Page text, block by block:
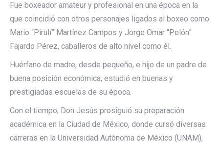
Fue boxeador amateur y profesional en una época en la
que coincidió con otros personajes ligados al boxeo como
Mario “Pirulí” Martínez Campos y Jorge Omar “Pelón”
Fajardo Pérez, caballeros de alto nivel como él.
Huérfano de madre, desde pequeño, e hijo de un padre de
buena posición económica, estudió en buenas y
prestigiadas escuelas de su época.
Con el tiempo, Don Jesús prosiguió su preparación
académica en la Ciudad de México, donde cursó diversas
carreras en la Universidad Autónoma de México (UNAM),